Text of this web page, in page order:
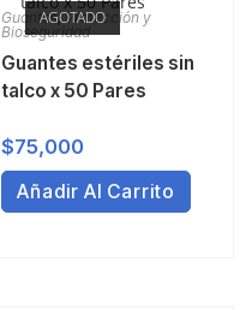
AGOTADO
Guantes,Protección y
Bioseguridad
Guantes estériles sin
talco x 50 Pares
$75,000
Añadir Al Carrito